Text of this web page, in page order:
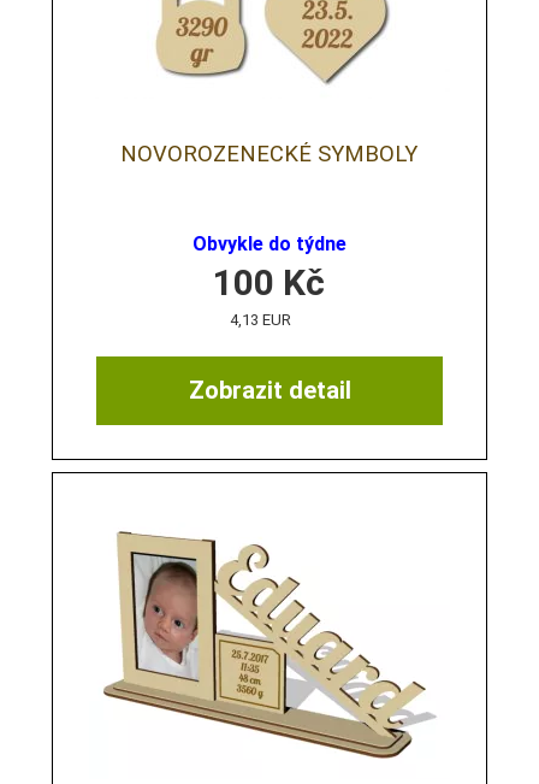
NOVOROZENECKÉ SYMBOLY
Obvykle do týdne
Zobrazit detail
100 Kč
4,13 EUR